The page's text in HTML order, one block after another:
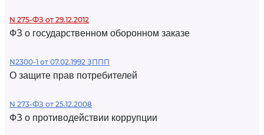
N 275-ФЗ от 29.12.2012
ФЗ о государственном оборонном заказе
N2300-1 от 07.02.1992 ЗППП
О защите прав потребителей
N 273-ФЗ от 25.12.2008
ФЗ о противодействии коррупции